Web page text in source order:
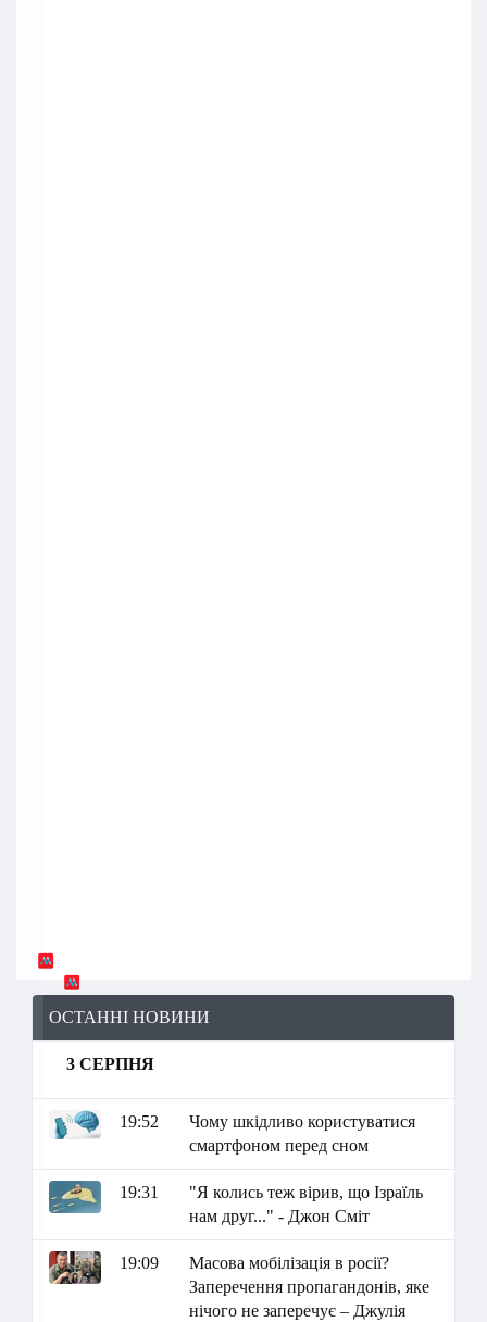
ОСТАННІ НОВИНИ
3 СЕРПНЯ
19:52
Чому шкідливо користуватися
смартфоном перед сном
19:31
"Я колись теж вірив, що Ізраїль
нам друг..." - Джон Сміт
19:09
Масова мобілізація в росії?
Заперечення пропагандонів, яке
нічого не заперечує – Джулія